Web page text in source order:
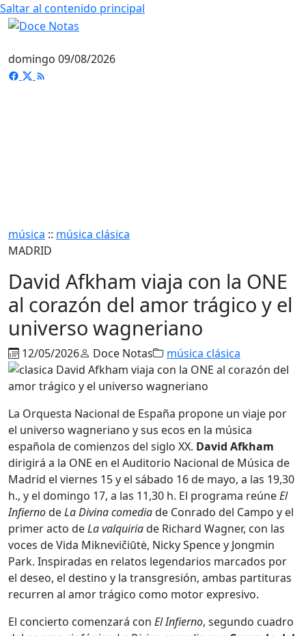
Saltar al contenido principal
domingo 09/08/2026
música :: música clásica
MADRID
David Afkham viaja con la ONE
al corazón del amor trágico y el
universo wagneriano
12/05/2026 Doce Notas música clásica
La Orquesta Nacional de España propone un viaje por
el universo wagneriano y sus ecos en la música
española de comienzos del siglo XX. David Afkham
dirigirá a la ONE en el Auditorio Nacional de Música de
Madrid el viernes 15 y el sábado 16 de mayo, a las 19,30
h., y el domingo 17, a las 11,30 h. El programa reúneEl
InfiernodeLa Divinacomediade Conrado del Campo y el
primer acto deLa valquiriade Richard Wagner, con las
voces de Vida Miknevičiūtė, Nicky Spence y Jongmin
Park. Inspiradas en relatos legendarios marcados por
el deseo, el destino y la transgresión, ambas partituras
recurren al amor trágico como motor expresivo.
El concierto comenzará con El Infierno, segundo cuadro